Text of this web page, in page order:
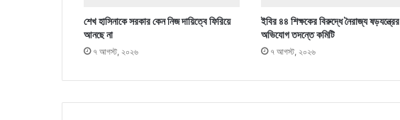
শেখ হাসিনাকে সরকার কেন নিজ দায়িত্বে ফিরিয়ে
আনছে না
৭ আগস্ট, ২০২৬
ইবির ৪৪ শিক্ষকের বিরুদ্ধে নৈরাজ্য ষড়যন্ত্রের
অভিযোগ তদন্তে কমিটি
৭ আগস্ট, ২০২৬